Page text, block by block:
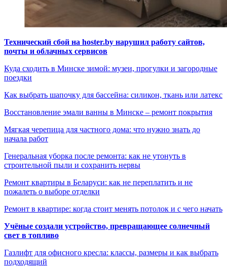
Технический сбой на hoster.by нарушил работу сайтов,
почты и облачных сервисов
Куда сходить в Минске зимой: музеи, прогулки и загородные
поездки
Как выбрать шапочку для бассейна: силикон, ткань или латекс
Восстановление эмали ванны в Минске – ремонт покрытия
Мягкая черепица для частного дома: что нужно знать до
начала работ
Генеральная уборка после ремонта: как не утонуть в
строительной пыли и сохранить нервы
Ремонт квартиры в Беларуси: как не переплатить и не
пожалеть о выборе отделки
Ремонт в квартире: когда стоит менять потолок и с чего начать
Учёные создали устройство, превращающее солнечный
свет в топливо
Газлифт для офисного кресла: классы, размеры и как выбрать
подходящий